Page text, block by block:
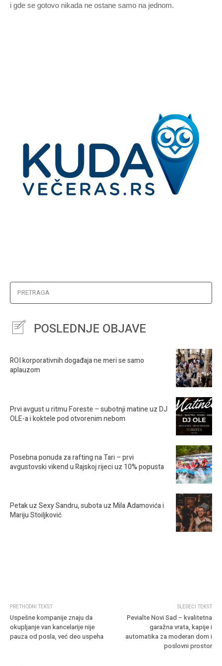
i gde se gotovo nikada ne ostane samo na jednom.
PRETRAGA
POSLEDNJE OBJAVE
ROI korporativnih događaja ne meri se samo
aplauzom
Prvi avgust u ritmu Foreste – subotnji matine uz DJ
OLE-a i koktele pod otvorenim nebom
Posebna ponuda za rafting na Tari – prvi
avgustovski vikend u Rajskoj rijeci uz 10% popusta
Petak uz Sexy Sandru, subota uz Mila Adamovića i
Mariju Stoiljković
PRETHODNI TEKST
Uspešne kompanije znaju da
okupljanje van kancelarije nije
pauza od posla, već deo uspeha
SLEDEĆI TEKST
Pevialte Novi Sad – kvalitetna
garažna vrata, kapije i
automatika za moderan dom i
poslovni prostor